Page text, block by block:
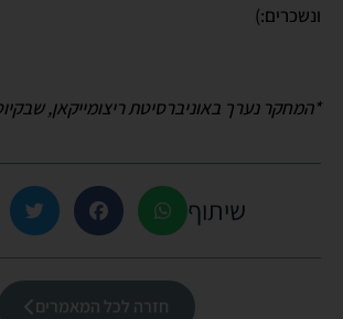
ונשכרים:)
*המחקר נערך באוניברסיטת ריצומייקאן,
שיתוף
חזרה לכל המאמרים